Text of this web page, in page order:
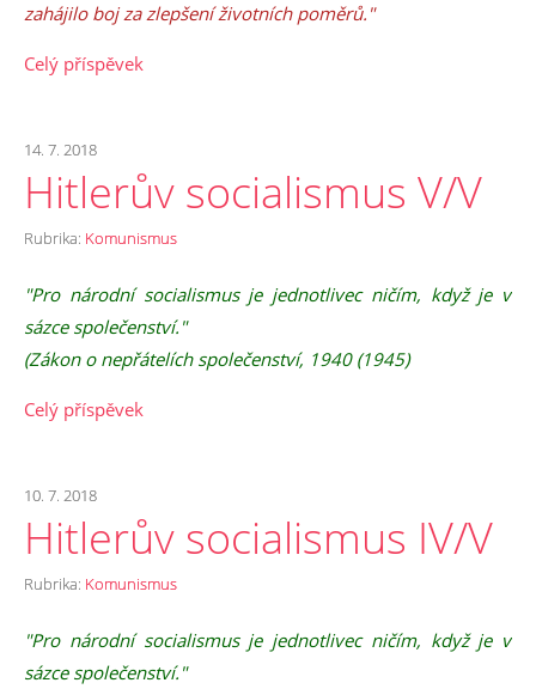
zahájilo boj za zlepšení životních poměrů."
Celý příspěvek
14. 7. 2018
Hitlerův socialismus V/V
Rubrika: Komunismus
"Pro národní socialismus je jednotlivec ničím, když je v
sázce společenství."
(Zákon o nepřátelích společenství, 1940 (1945)
Celý příspěvek
10. 7. 2018
Hitlerův socialismus IV/V
Rubrika: Komunismus
"Pro národní socialismus je jednotlivec ničím, když je v
sázce společenství."